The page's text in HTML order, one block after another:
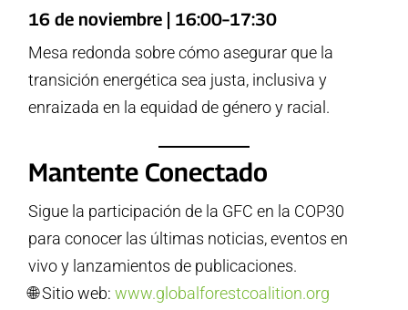
16 de noviembre | 16:00–17:30
Mesa redonda sobre cómo asegurar que la
transición energética sea justa, inclusiva y
enraizada en la equidad de género y racial.
Mantente Conectado
Sigue la participación de la GFC en la COP30
para conocer las últimas noticias, eventos en
vivo y lanzamientos de publicaciones.
🌐 Sitio web: www.globalforestcoalition.org